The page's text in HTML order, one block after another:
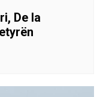
De la